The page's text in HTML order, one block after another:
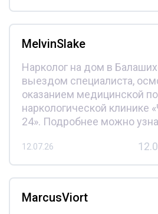
MelvinSlake
Нарколог на дом в
выездом специалиста,
оказанием медицинской
наркологической клинике
24». Подробнее можно
12.07.26
MarcusViort